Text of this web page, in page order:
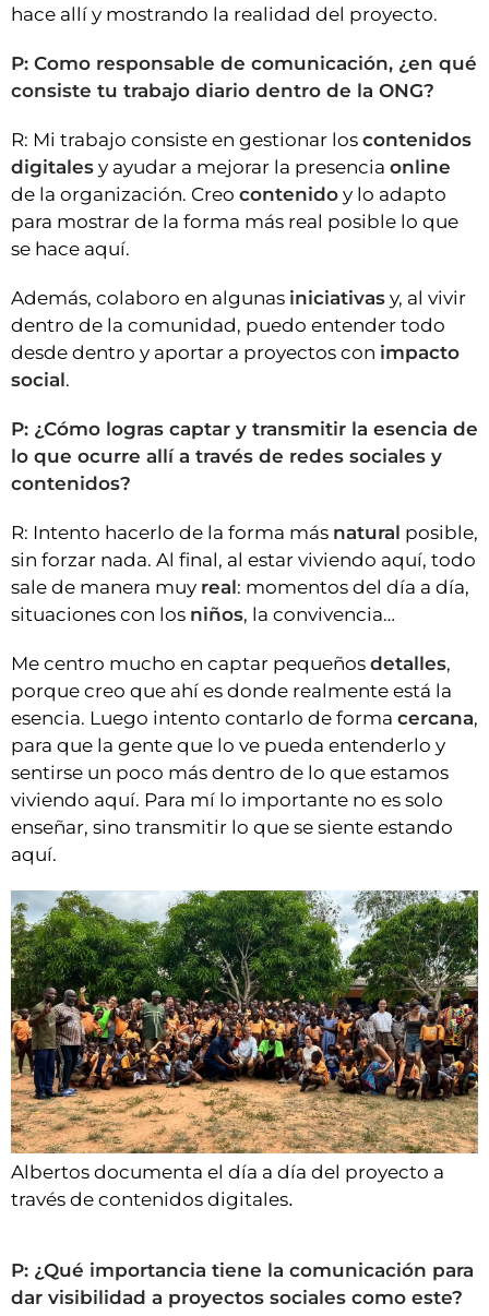
hace allí y mostrando la realidad del proyecto.
P: Como responsable de comunicación, ¿en qué
consiste tu trabajo diario dentro de la ONG?
R: Mi trabajo consiste en gestionar los contenidos
digitales y ayudar a mejorar la presencia online
de la organización. Creo contenido y lo adapto
para mostrar de la forma más real posible lo que
se hace aquí.
Además, colaboro en algunas iniciativas y, al vivir
dentro de la comunidad, puedo entender todo
desde dentro y aportar a proyectos con impacto
social.
P: ¿Cómo logras captar y transmitir la esencia de
lo que ocurre allí a través de redes sociales y
contenidos?
R: Intento hacerlo de la forma más natural posible,
sin forzar nada. Al final, al estar viviendo aquí, todo
sale de manera muy real: momentos del día a día,
situaciones con los niños, la convivencia…
Me centro mucho en captar pequeños detalles,
porque creo que ahí es donde realmente está la
esencia. Luego intento contarlo de forma cercana,
para que la gente que lo ve pueda entenderlo y
sentirse un poco más dentro de lo que estamos
viviendo aquí. Para mí lo importante no es solo
enseñar, sino transmitir lo que se siente estando
aquí.
Albertos documenta el día a día del proyecto a
través de contenidos digitales.
P: ¿Qué importancia tiene la comunicación para
dar visibilidad a proyectos sociales como este?